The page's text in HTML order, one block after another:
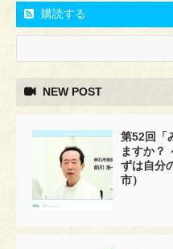
購読する
NEW POST
第52回「
ますか？
ずは自分
市）